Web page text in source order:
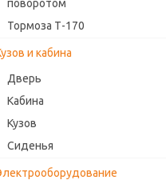
поворотом
Тормоза Т-170
и кабина
Дверь
Кабина
Кузов
Сиденья